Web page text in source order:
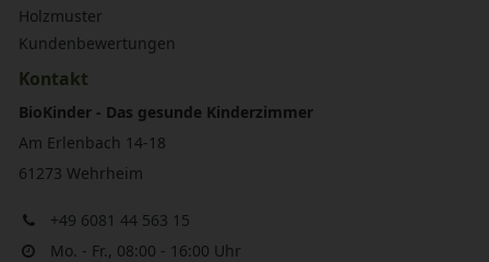
Holzmuster
Kundenbewertungen
Kontakt
BioKinder - Das gesunde Kinderzimmer
Am Erlenbach 14-18
61273 Wehrheim
+49 6081 44 563 15
Mo. - Fr., 08:00 - 16:00 Uhr